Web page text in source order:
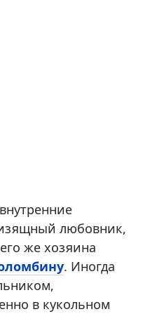
любовник,
же хозяина
. Иногда
в кукольном